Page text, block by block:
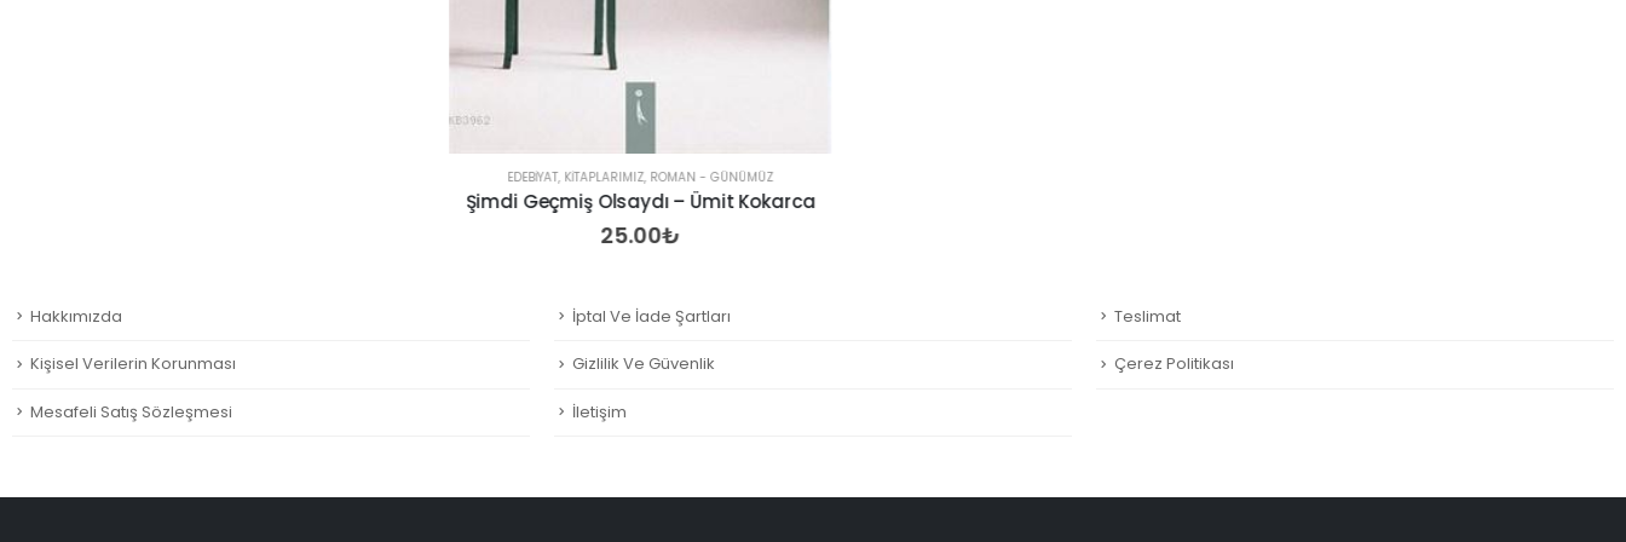
EDEBIYAT,KITAPLARIMIZ,ROMAN - GÜNÜMÜZ
Şimdi Geçmiş Olsaydı – Ümit Kokarca
25.00₺
Hakkımızda
Kişisel Verilerin Korunması
Mesafeli Satış Sözleşmesi
İptal Ve İade Şartları
Gizlilik Ve Güvenlik
İletişim
Teslimat
Çerez Politikası